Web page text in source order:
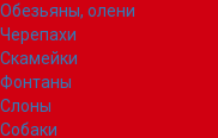
Обезьяны, олени
Черепахи
Скамейки
Фонтаны
Слоны
Собаки